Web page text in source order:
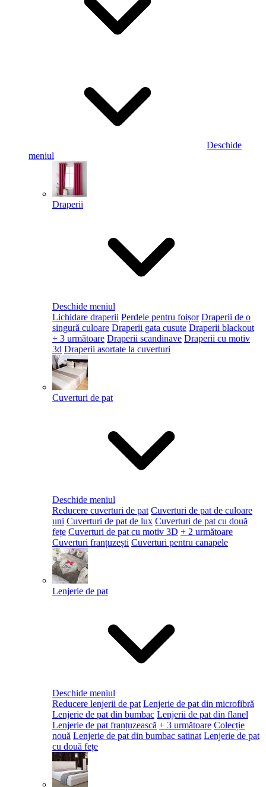
Deschide
meniul
Draperii
Deschide meniul
Lichidare draperii Perdele pentru foișor Draperii de o
singură culoare Draperii gata cusute Draperii blackout
+ 3 următoare Draperii scandinave Draperii cu motiv
3d Draperii asortate la cuverturi
Cuverturi de pat
Deschide meniul
Reducere cuverturi de pat Cuverturi de pat de culoare
uni Cuverturi de pat de lux Cuverturi de pat cu două
fețe Cuverturi de pat cu motiv 3D + 2 următoare
Cuverturi franțuzești Cuverturi pentru canapele
Lenjerie de pat
Deschide meniul
Reducere lenjerii de pat Lenjerie de pat din microfibră
Lenjerie de pat din bumbac Lenjerii de pat din flanel
Lenjerie de pat franțuzească + 3 următoare Colecție
nouă Lenjerie de pat din bumbac satinat Lenjerie de pat
cu două fețe